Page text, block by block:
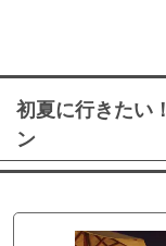
初夏に行きたい
ン